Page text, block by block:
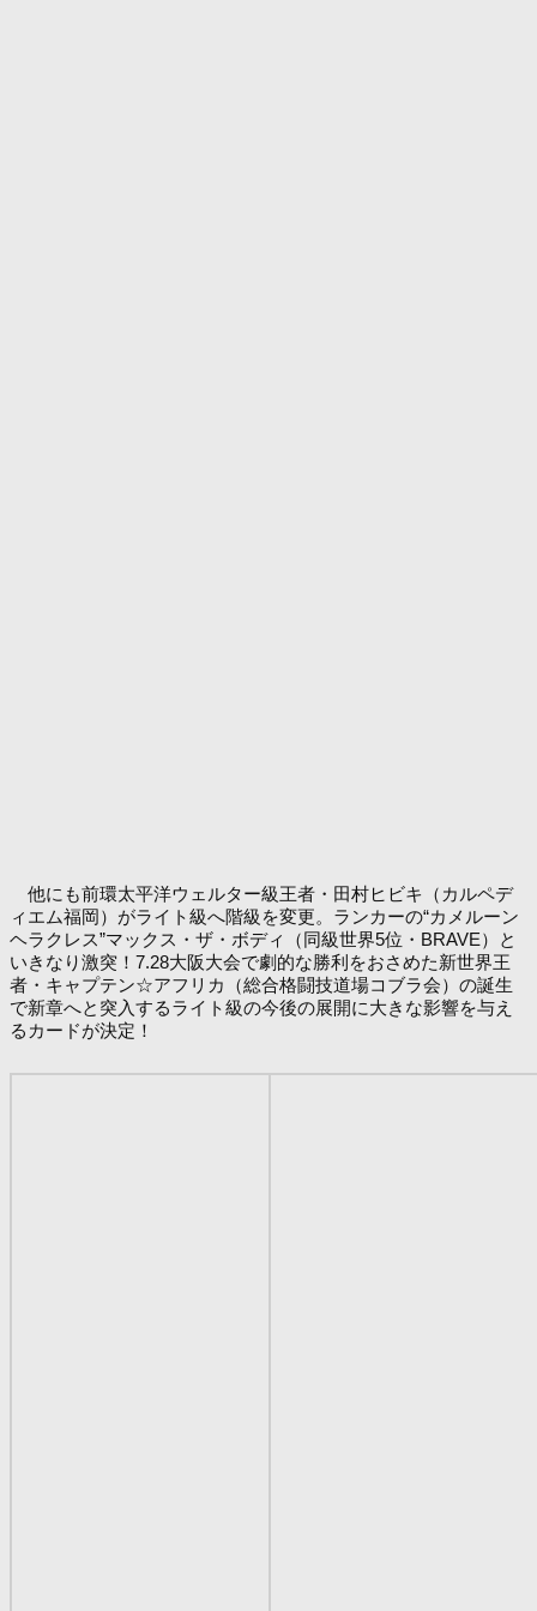
他にも前環太平洋ウェルター級王者・田村ヒビキ（カルペデ
ィエム福岡）がライト級へ階級を変更。ランカーの“カメルーン
ヘラクレス”マックス・ザ・ボディ（同級世界5位・BRAVE）と
いきなり激突！7.28大阪大会で劇的な勝利をおさめた新世界王
者・キャプテン☆アフリカ（総合格闘技道場コブラ会）の誕生
で新章へと突入するライト級の今後の展開に大きな影響を与え
るカードが決定！